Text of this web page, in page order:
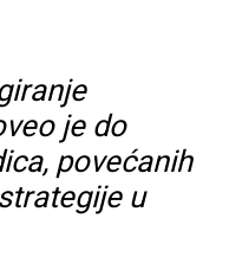
je do
povećanih
u